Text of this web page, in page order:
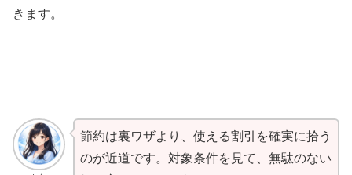
きます。
節約は裏ワザより、使える割引を確実に拾う
のが近道です。対象条件を見て、無駄のない